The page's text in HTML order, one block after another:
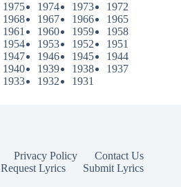
1975 1974 1973
1972
1968 1967 1966
1965
1961 1960 1959
1958
1954 1953 1952
1951
1947 1946 1945
1944
1940 1939 1938
1937
1933 1932 1931
Privacy Policy
Contact Us
Request Lyrics
Submit Lyrics